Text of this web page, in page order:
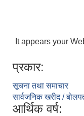
It appears your
प्रकार:
सूचना तथा समाचार
सार्वजनिक खरीद /
आर्थिक वर्ष: